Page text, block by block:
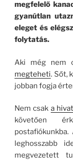
megfelelő
gyanútlan
eleget és
folytatás.
Aki még nem
megteheti. Sőt,
jobban fogja
Nem csak a
követően
leghosszabb
megvezetett